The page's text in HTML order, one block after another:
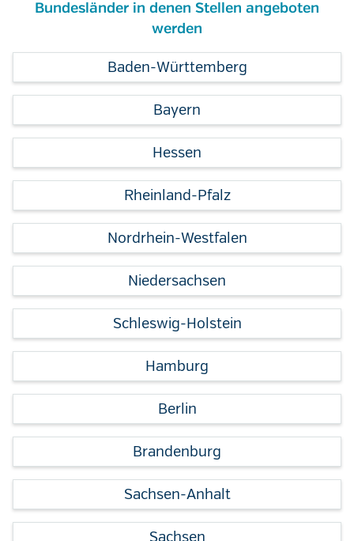
Bundesländer in denen Stellen angeboten
werden
Baden-Württemberg
Bayern
Hessen
Rheinland-Pfalz
Nordrhein-Westfalen
Niedersachsen
Schleswig-Holstein
Hamburg
Berlin
Brandenburg
Sachsen-Anhalt
Sachsen